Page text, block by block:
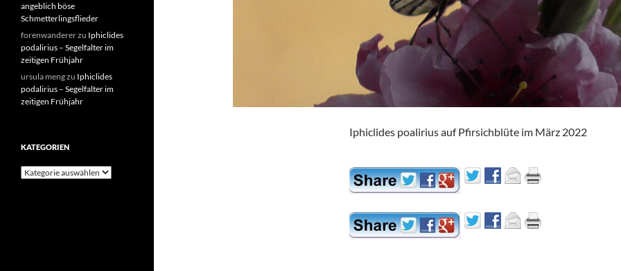
Iphiclides poalirius auf Pfirsichblüte im März 2022
angeblich böse
Schmetterlingsflieder
forenwandererzu Iphiclides
podalirius – Segelfalter im
zeitigen Frühjahr
ursula mengzu Iphiclides
podalirius – Segelfalter im
zeitigen Frühjahr
KATEGORIEN
Kategorien